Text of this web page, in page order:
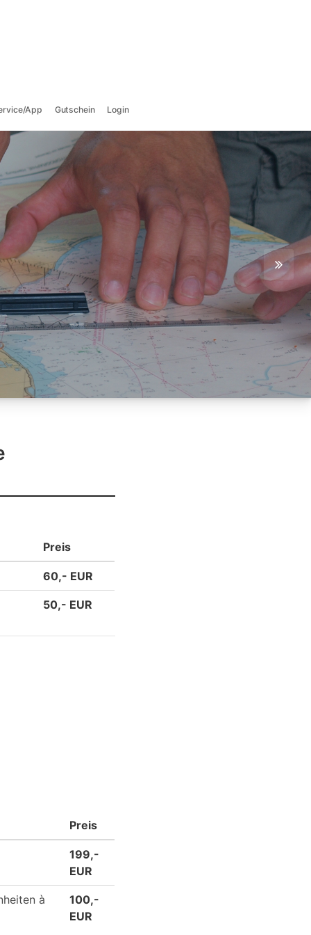
App Gutschein Login
Preis
60,- EUR
50,- EUR
Preis
199,-
EUR
à
100,-
EUR